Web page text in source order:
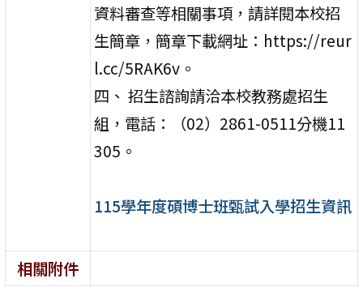
資料審查等相關事項，請詳閱本校招
生簡章，簡章下載網址：https://reur
l.cc/5RAK6v。
四、 招生諮詢請洽本校教務處招生
組，電話：（02）2861-0511分機11
305。
115學年度碩博士班甄試入學招生資訊
相關附件